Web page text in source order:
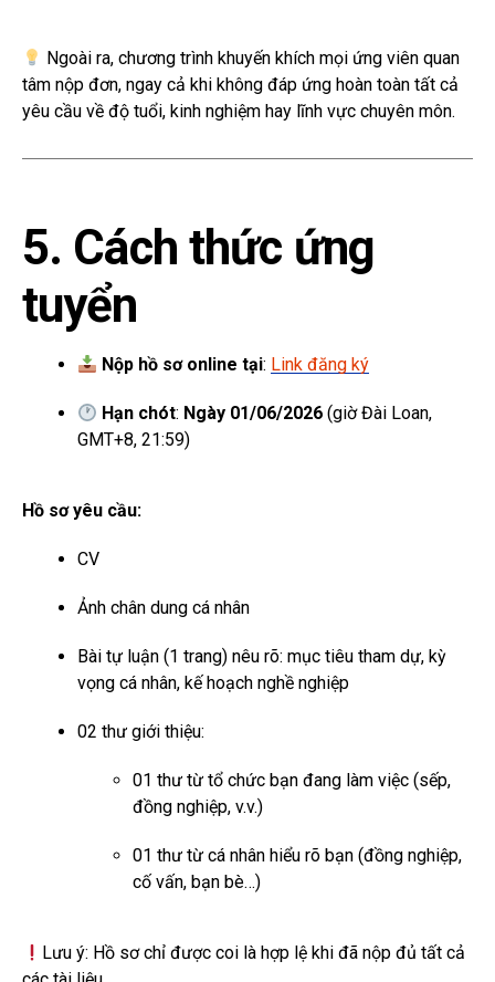
Ngoài ra, chương trình khuyến khích mọi ứng viên quan
tâm nộp đơn, ngay cả khi không đáp ứng hoàn toàn tất cả
yêu cầu về độ tuổi, kinh nghiệm hay lĩnh vực chuyên môn.
5. Cách thức ứng
tuyển
Nộp hồ sơ online tại: Link đăng ký
Hạn chót: Ngày 01/06/2026 (giờ Đài Loan,
GMT+8, 21:59)
Hồ sơ yêu cầu:
CV
Ảnh chân dung cá nhân
Bài tự luận (1 trang) nêu rõ: mục tiêu tham dự, kỳ
vọng cá nhân, kế hoạch nghề nghiệp
02 thư giới thiệu:
01 thư từ tổ chức bạn đang làm việc (sếp,
đồng nghiệp, v.v.)
01 thư từ cá nhân hiểu rõ bạn (đồng nghiệp,
cố vấn, bạn bè…)
Lưu ý: Hồ sơ chỉ được coi là hợp lệ khi đã nộp đủ tất cả